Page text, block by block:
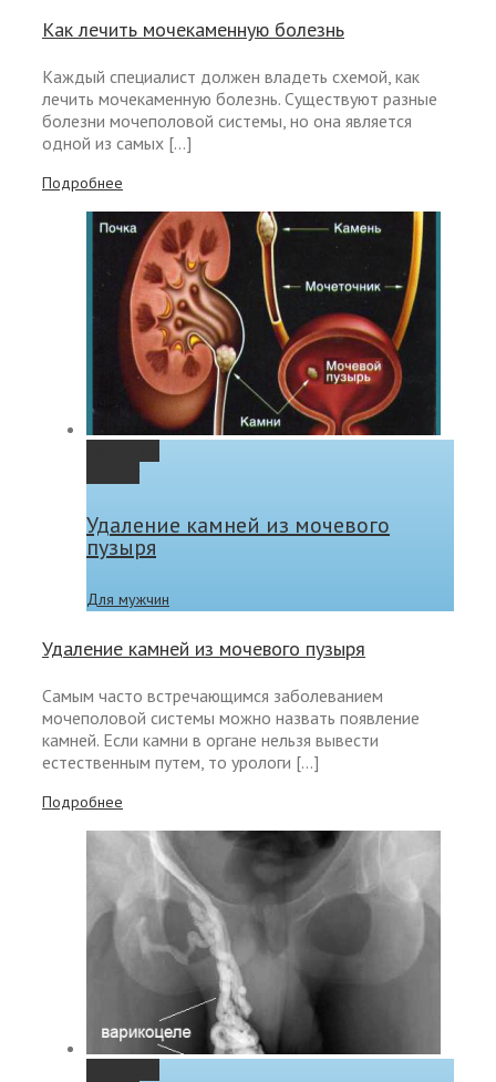
Как лечить мочекаменную болезнь
Каждый специалист должен владеть схемой, как
лечить мочекаменную болезнь. Существуют разные
болезни мочеполовой системы, но она является
одной из самых […]
Подробнее
Удаление камней из мочевого
пузыря
Для мужчин
Удаление камней из мочевого пузыря
Самым часто встречающимся заболеванием
мочеполовой системы можно назвать появление
камней. Если камни в органе нельзя вывести
естественным путем, то урологи […]
Подробнее